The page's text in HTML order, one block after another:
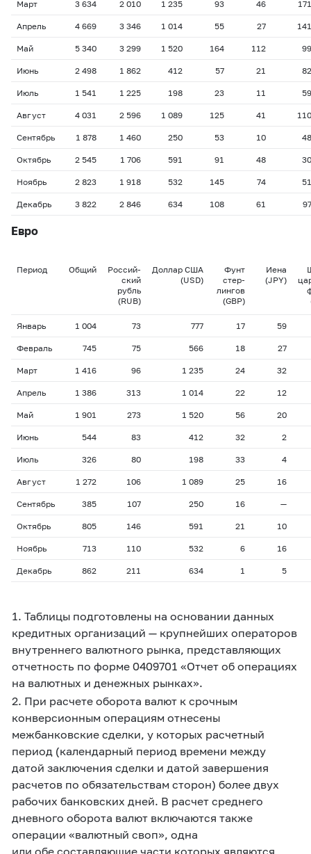
Март 3 634 2 010 1 235 93 46 171
Апрель 4 669 3 346 1 014 55 27 141
Май 5 340 3 299 1 520 164 112 99
Июнь 2 498 1 862 412 57 21 82
Июль 1 541 1 225 198 23 11 59
Август 4 031 2 596 1 089 125 41 110
Сентябрь 1 878 1 460 250 53 10 48
Октябрь 2 545 1 706 591 91 48 30
Ноябрь 2 823 1 918 532 145 74 51
Декабрь 3 822 2 846 634 108 61 97
Евро
Период Общий
Россий-
ский
рубль
(RUB)
Доллар США
(USD)
Фунт
стер-
лингов
(GBP)
Иена
(JPY)
Январь 1 004 73 777 17 59
Февраль 745 75 566 18 27
Март 1 416 96 1 235 24 32
Апрель 1 386 313 1 014 22 12
Май 1 901 273 1 520 56 20
Июнь 544 83 412 32 2
Июль 326 80 198 33 4
Август 1 272 106 1 089 25 16
Сентябрь 385 107 250 16 —
Октябрь 805 146 591 21 10
Ноябрь 713 110 532 6 16
Декабрь 862 211 634 1 5
1. Таблицы подготовлены на основании данных
кредитных организаций — крупнейших операторов
внутреннего валютного рынка, представляющих
отчетность по форме 0409701 «Отчет об операциях
на валютных и денежных рынках».
2. При расчете оборота валют к срочным
конверсионным операциям отнесены
межбанковские сделки, у которых расчетный
период (календарный период времени между
датой заключения сделки и датой завершения
расчетов по обязательствам сторон) более двух
рабочих банковских дней. В расчет среднего
дневного оборота валют включаются также
операции «валютный своп», одна
или обе составляющие части которых являются